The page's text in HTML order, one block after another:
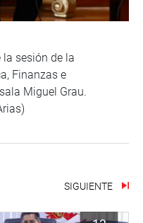
sesión de la
Finanzas e
Miguel Grau.
SIGUIENTE